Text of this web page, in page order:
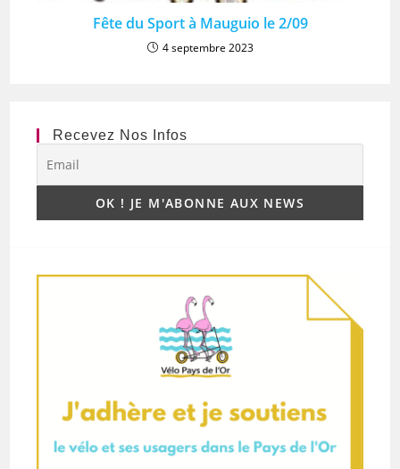
Fête du Sport à Mauguio le 2/09
4 septembre 2023
Recevez Nos Infos